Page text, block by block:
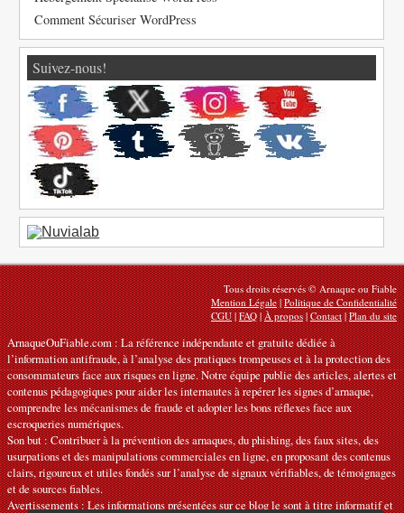
Comment Sécuriser WordPress
Suivez-nous!
Tous droits réservés © Arnaque ou Fiable
Mention Légale|Politique de Confidentialité
CGU|FAQ|À propos|Contact|Plan du site
ArnaqueOuFiable.com : La référence indépendante et gratuite dédiée à
l’information antifraude, à l’analyse des pratiques trompeuses et à la protection des
consommateurs face aux risques en ligne. Notre équipe publie des articles, alertes et
contenus pédagogiques pour aider les internautes à repérer les signes d’arnaque,
comprendre les mécanismes de fraude et adopter les bons réflexes face aux
escroqueries numériques.
Son but : Contribuer à la prévention des arnaques, du phishing, des faux sites, des
usurpations et des manipulations commerciales en ligne, en proposant des contenus
clairs, rigoureux et utiles fondés sur l’analyse de signaux vérifiables, de témoignages
et de sources fiables.
Avertissements : Les informations présentées sur ce blog le sont à titre informatif et